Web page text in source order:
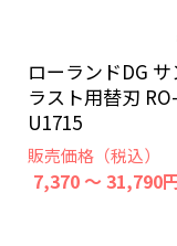
ローランドDG
ラスト用替刃
U1715
販売価格（税込）
7,370 ～ 31,790